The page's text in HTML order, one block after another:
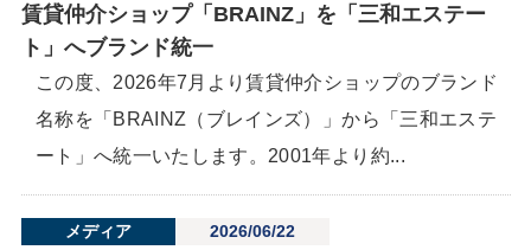
賃貸仲介ショップ「BRAINZ」を「三和エステー
ト」へブランド統一
この度、2026年7月より賃貸仲介ショップのブランド
名称を「BRAINZ（ブレインズ）」から「三和エステ
ート」へ統一いたします。2001年より約...
メディア 2026/06/22